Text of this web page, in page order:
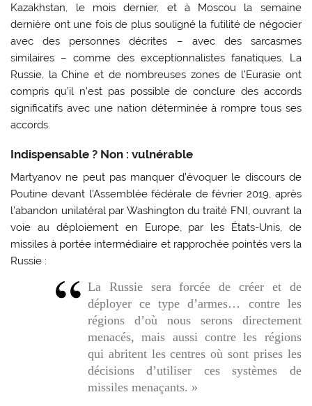
Kazakhstan, le mois dernier, et à Moscou la semaine
dernière ont une fois de plus souligné la futilité de négocier
avec des personnes décrites – avec des sarcasmes
similaires – comme des exceptionnalistes fanatiques. La
Russie, la Chine et de nombreuses zones de l’Eurasie ont
compris qu’il n’est pas possible de conclure des accords
significatifs avec une nation déterminée à rompre tous ses
accords.
Indispensable ? Non : vulnérable
Martyanov ne peut pas manquer d’évoquer le discours de
Poutine devant l’Assemblée fédérale de février 2019, après
l’abandon unilatéral par Washington du traité FNI, ouvrant la
voie au déploiement en Europe, par les États-Unis, de
missiles à portée intermédiaire et rapprochée pointés vers la
Russie :
La Russie sera forcée de créer et de
déployer ce type d’armes… contre les
régions d’où nous serons directement
menacés, mais aussi contre les régions
qui abritent les centres où sont prises les
décisions d’utiliser ces systèmes de
missiles menaçants. »